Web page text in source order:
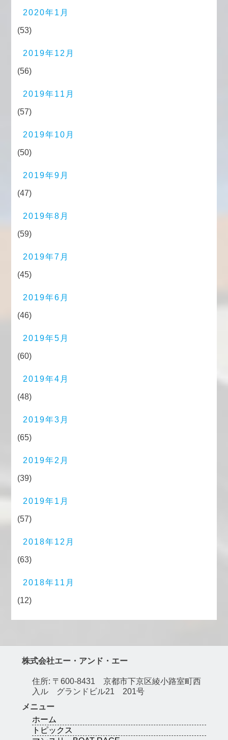
2020年1月
(53)
2019年12月
(56)
2019年11月
(57)
2019年10月
(50)
2019年9月
(47)
2019年8月
(59)
2019年7月
(45)
2019年6月
(46)
2019年5月
(60)
2019年4月
(48)
2019年3月
(65)
2019年2月
(39)
2019年1月
(57)
2018年12月
(63)
2018年11月
(12)
株式会社エー・アンド・エー
住所: 〒600-8431 京都市下京区綾小路室町西
入ル グランドビル21 201号
メニュー
ホーム
トピックス